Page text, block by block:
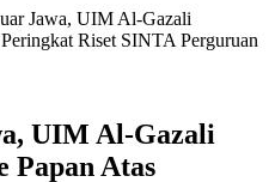
Jawa, UIM Al-Gazali
Riset SINTA Perguruan
UIM Al-Gazali
Papan Atas